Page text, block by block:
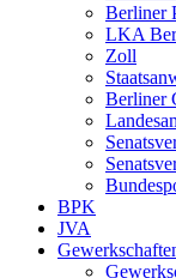
Berliner
LKA
Zoll
Berliner
BPK
JVA